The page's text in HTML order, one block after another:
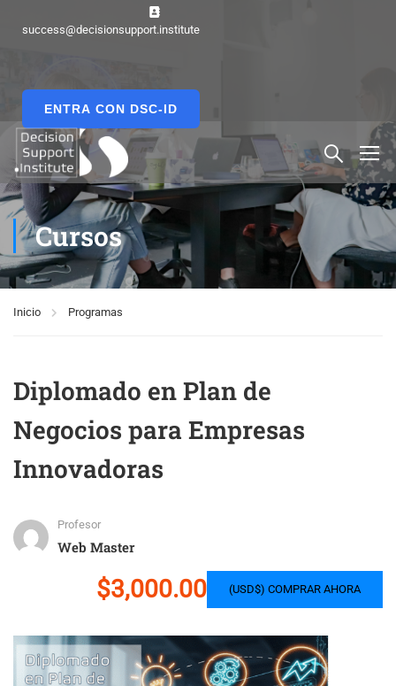
success@decisionsupport.institute
ENTRA CON DSC-ID
Cursos
Inicio Programas
Diplomado en Plan de
Negocios para Empresas
Innovadoras
Profesor
Web Master
$3,000.00 (USD$) COMPRAR AHORA